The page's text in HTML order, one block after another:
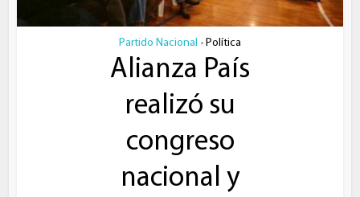
Partido Nacional • Política
Alianza País
realizó su
congreso
nacional y